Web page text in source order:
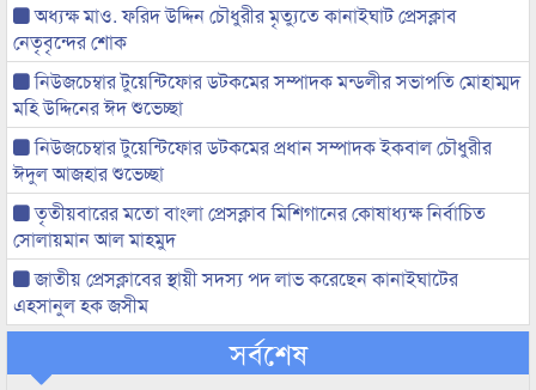
অধ্যক্ষ মাও. ফরিদ উদ্দিন চৌধুরীর মৃত্যুতে কানাইঘাট প্রেসক্লাব
নেতৃবৃন্দের শোক
নিউজচেম্বার টুয়েন্টিফোর ডটকমের সম্পাদক মন্ডলীর সভাপতি মোহাম্মদ
মহি উদ্দিনের ঈদ শুভেচ্ছা
নিউজচেম্বার টুয়েন্টিফোর ডটকমের প্রধান সম্পাদক ইকবাল চৌধুরীর
ঈদুল আজহার শুভেচ্ছা
তৃতীয়বারের মতো বাংলা প্রেসক্লাব মিশিগানের কোষাধ্যক্ষ নির্বাচিত
সোলায়মান আল মাহমুদ
জাতীয় প্রেসক্লাবের স্থায়ী সদস্য পদ লাভ করেছেন কানাইঘাটের
এহসানুল হক জসীম
সর্বশেষ